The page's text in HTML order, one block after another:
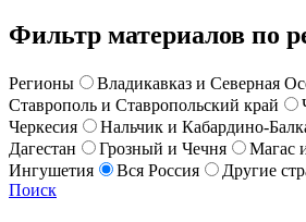
Фильтр материалов по
Регионы
Владикавказ и Северная
Ставрополь и Ставропольский край
Черкесия
Нальчик и Кабардино-
Дагестан
Грозный и Чечня
Магас
Ингушетия
Вся Россия Другие
Поиск